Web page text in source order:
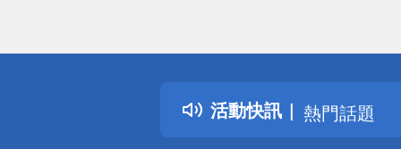
活動快訊
詐騙網頁！
得獎公告
熱門話題
銀行優惠